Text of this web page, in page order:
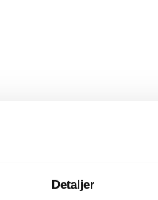
Detaljer